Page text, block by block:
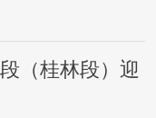
（桂林段）迎